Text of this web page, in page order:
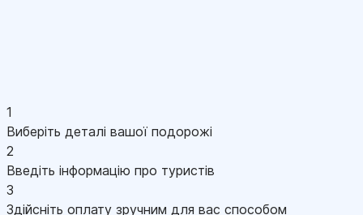
1
Виберіть деталі вашої подорожі
2
Введіть інформацію про туристів
3
Здійсніть оплату зручним для вас способом